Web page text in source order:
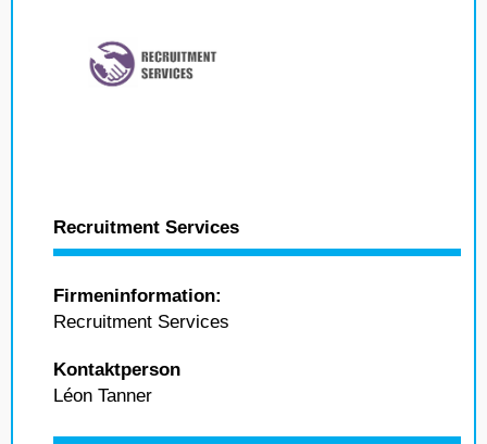
Recruitment Services
Firmeninformation:
Recruitment Services
Kontaktperson
Léon Tanner